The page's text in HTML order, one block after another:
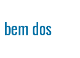
dos